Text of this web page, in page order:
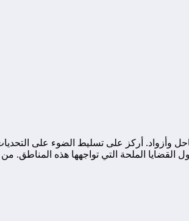
أركز على تسليط الضوء على التحديات
الملحة التي تواجهها هذه المناطق. من